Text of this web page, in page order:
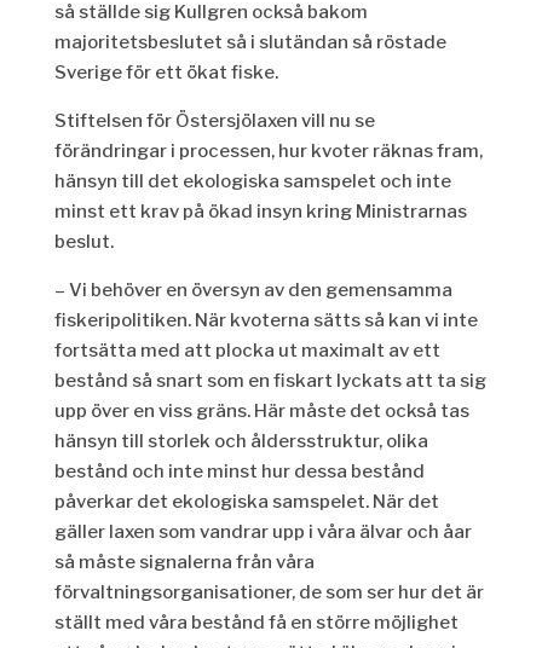
så ställde sig Kullgren också bakom
majoritetsbeslutet så i slutändan så röstade
Sverige för ett ökat fiske.
Stiftelsen för Östersjölaxen vill nu se
förändringar i processen, hur kvoter räknas fram,
hänsyn till det ekologiska samspelet och inte
minst ett krav på ökad insyn kring Ministrarnas
beslut.
– Vi behöver en översyn av den gemensamma
fiskeripolitiken. När kvoterna sätts så kan vi inte
fortsätta med att plocka ut maximalt av ett
bestånd så snart som en fiskart lyckats att ta sig
upp över en viss gräns. Här måste det också tas
hänsyn till storlek och åldersstruktur, olika
bestånd och inte minst hur dessa bestånd
påverkar det ekologiska samspelet. När det
gäller laxen som vandrar upp i våra älvar och åar
så måste signalerna från våra
förvaltningsorganisationer, de som ser hur det är
ställt med våra bestånd få en större möjlighet